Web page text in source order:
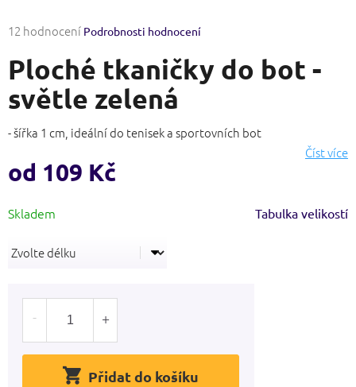
Průměrné
produktu
je
3,9
z
hvězdiček.
12 hodnocení Podrobnosti hodnocení
Ploché tkaničky do bot -
světle zelená
- šířka 1 cm, ideální do tenisek a sportovních bot
Číst více
od 109 Kč
cena:
Tabulka velikostí
Přidat do košíku